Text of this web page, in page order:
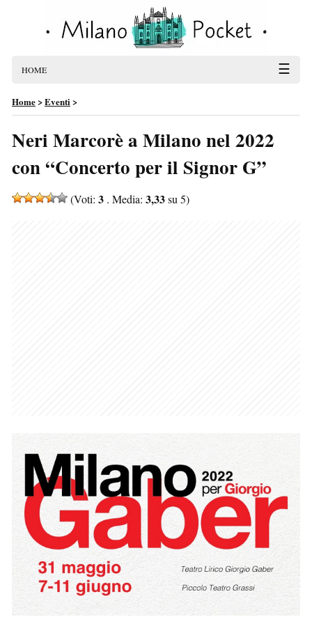
HOME ☰
Home>Eventi>
Neri Marcorè a Milano nel 2022
con “Concerto per il Signor G”
(Voti: 3 . Media: 3,33su 5)